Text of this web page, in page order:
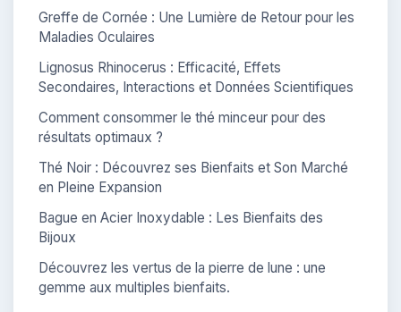
Greffe de Cornée : Une Lumière de Retour pour les
Maladies Oculaires
Lignosus Rhinocerus : Efficacité, Effets
Secondaires, Interactions et Données Scientifiques
Comment consommer le thé minceur pour des
résultats optimaux ?
Thé Noir : Découvrez ses Bienfaits et Son Marché
en Pleine Expansion
Bague en Acier Inoxydable : Les Bienfaits des
Bijoux
Découvrez les vertus de la pierre de lune : une
gemme aux multiples bienfaits.